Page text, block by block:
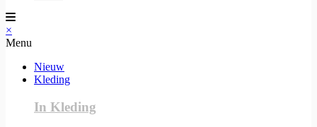
×
Menu
Nieuw
Kleding
In Kleding